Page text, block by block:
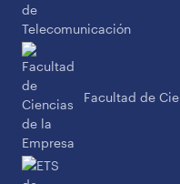
Facultad de